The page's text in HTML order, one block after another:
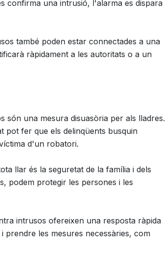
confirma una intrusió, l'alarma es dispara
també poden estar connectades a una
ràpidament a les autoritats o a un
són una mesura disuasòria per als lladres.
pot fer que els delinqüents busquin
d'un robatori.
llar és la seguretat de la família i dels
podem protegir les persones i les
intrusos ofereixen una resposta ràpida
les mesures necessàries, com